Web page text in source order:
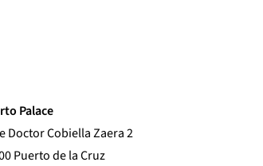
Palace
Doctor Cobiella Zaera 2
Puerto de la Cruz